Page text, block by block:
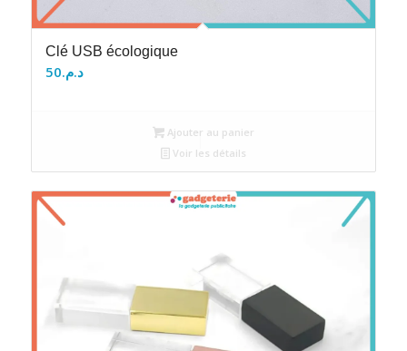
Clé USB écologique
د.م.50
Ajouter au panier
Voir les détails